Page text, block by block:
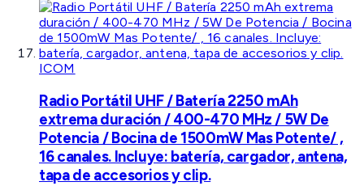
ICOM
Radio Portátil UHF / Batería 2250 mAh
extrema duración / 400-470 MHz / 5W De
Potencia / Bocina de 1500mW Mas Potente/ ,
16 canales. Incluye: batería, cargador, antena,
tapa de accesorios y clip.